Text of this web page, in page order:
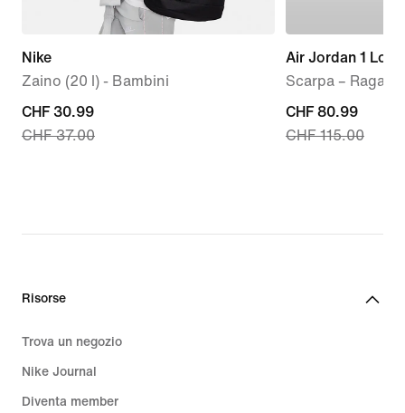
Nike
Zaino (20 l) - Bambini
current
price
price
37.00
CHF 30.99
CHF 37.00
Air Jordan 1 Low
Scarpa –
current
price
price
CHF 80.99
CHF 115.00
Risorse
Trova un negozio
Nike Journal
Diventa member